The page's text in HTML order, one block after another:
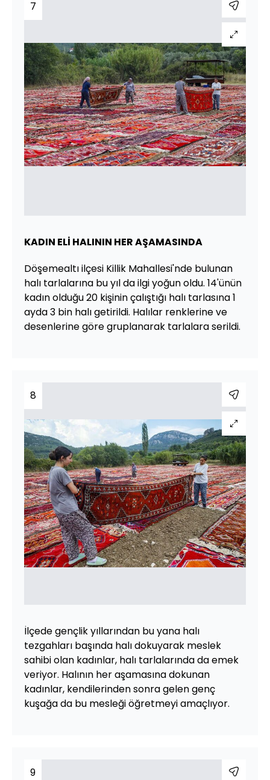
7
KADIN ELİ HALININ HER AŞAMASINDA
Döşemealtı ilçesi Killik Mahallesi'nde bulunan
halı tarlalarına bu yıl da ilgi yoğun oldu. 14'ünün
kadın olduğu 20 kişinin çalıştığı halı tarlasına 1
ayda 3 bin halı getirildi. Halılar renklerine ve
desenlerine göre gruplanarak tarlalara serildi.
8
İlçede gençlik yıllarından bu yana halı
tezgahları başında halı dokuyarak meslek
sahibi olan kadınlar, halı tarlalarında da emek
veriyor. Halının her aşamasına dokunan
kadınlar, kendilerinden sonra gelen genç
kuşağa da bu mesleği öğretmeyi amaçlıyor.
9